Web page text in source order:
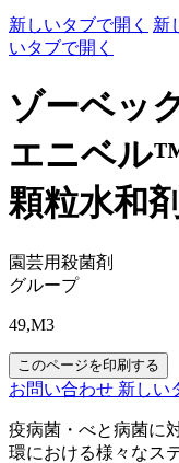
新しいタブで開く 新
いタブで開く
ゾーベッ
エニベル
顆粒水和剤
園芸用殺菌剤
グループ
49,M3
このページを印刷する
お問い合わせ 新しい
疫病菌・べと病菌に
環における様々なス